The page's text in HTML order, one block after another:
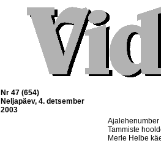
Nr 47 (654)
Neljapäev, 4. detsember
2003
Tammiste
Merle Helbe